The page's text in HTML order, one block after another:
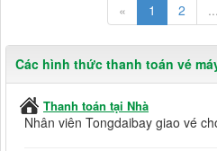
« 1 2 ...
Các hình thức thanh toán vé
Thanh toán tại Nhà
Nhân viên Tongdaibay giao vé